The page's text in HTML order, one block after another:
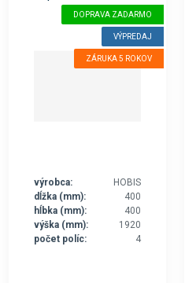
DOPRAVA ZADARMO
VÝPREDAJ
ZÁRUKA 5 ROKOV
výrobca:
HOBIS
dĺžka (mm):
400
hĺbka (mm):
400
výška (mm):
1920
počet políc:
4